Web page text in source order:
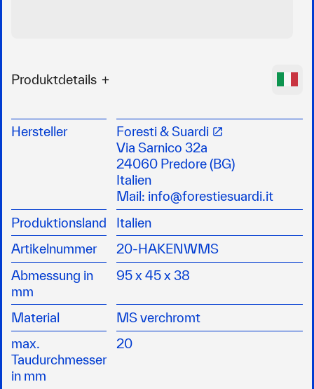
Produktdetails
aus Messing verchromt
Montage durch drei Bohrungen
Hersteller
Foresti & Suardi
Via Sarnico 32a
24060 Predore (BG)
Italien
Mail: info@forestiesuardi.it
Produktionsland
Italien
Artikelnummer
20-HAKENWMS
Abmessung in
mm
95 x 45 x 38
Material
MS verchromt
max.
Taudurchmesser
in mm
20